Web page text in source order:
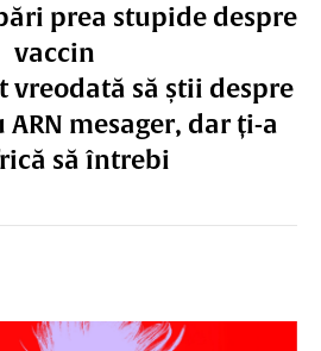
prea stupide despre
vaccin
vreodată să știi despre
mesager, dar ți-a
să întrebi